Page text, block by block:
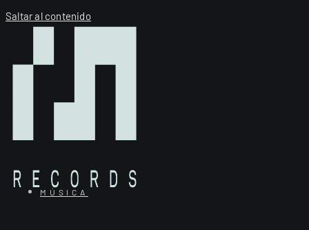
Saltar al contenido
MÚSICA